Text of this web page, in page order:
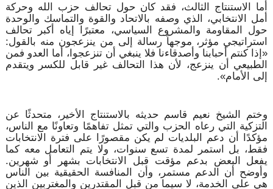
أما الاستنتاج الثالث، فقد كان حول تحالف حزب الله وحركة
أمل الانتخابي، الذي وصفه بالاتحاد والقوة والتماسك والوحدة
حول المقاومة والمشروع السياسي، معتبرًا إياه أكبر تحالف
استراتيجي مؤثر، موجهاً رسالة إلى من ينزعجون منه بالقول:
«إذا كنتم أحبابنا وأصدقاءنا فلا ينبغي أن تنزعجوا، أما العدو فمن
الطبيعي أن ينزعج، لأن هذا التحالف غير قابل للكسر ويتقدم
إلى الأمام».
وختم الشيخ نعيم قاسم حديثه بالاستنتاج الأخير، متحدثًا عن
التزكية التي رعاه الحزب والتي تمثل تفاهمًا وتعاونًا مع الناس،
مؤكدًا أن دعم البلديات لم يكن مقصورًا على فترة الانتخابات
فقط، بل استمر لمدة تسع سنوات، ولا يتم التعامل معه كما
يفعل البعض بدعم مؤقت قبل الانتخابات بشهر أو شهرين.
وأوضح أن الدعم مستمر، وأن المنافسة الحقيقية بين الناس
هي على الخدمة، لا سيما من قبل المقتدرين والمغتربين الذين